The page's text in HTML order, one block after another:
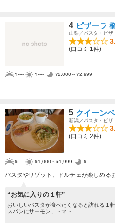
4 ピザーラ
山梨／パスタ・ピザ
(口コミ 1件)
¥---- ¥---- ¥2,000～¥2,999
5 クイーン
新潟／パスタ・ピザ
(口コミ 2件)
¥---- ¥1,000～¥1,999 ¥----
パスタやリゾット、ドルチェが楽しめる
“お気に入りの１軒”
おいしいパスタが食べたくなると訪れる１
スパンにサーモン、トマト...